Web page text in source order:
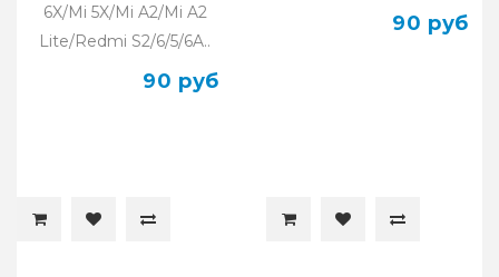
6X/Mi 5X/Mi A2/Mi A2
Lite/Redmi S2/6/5/6A..
90 руб
90 руб